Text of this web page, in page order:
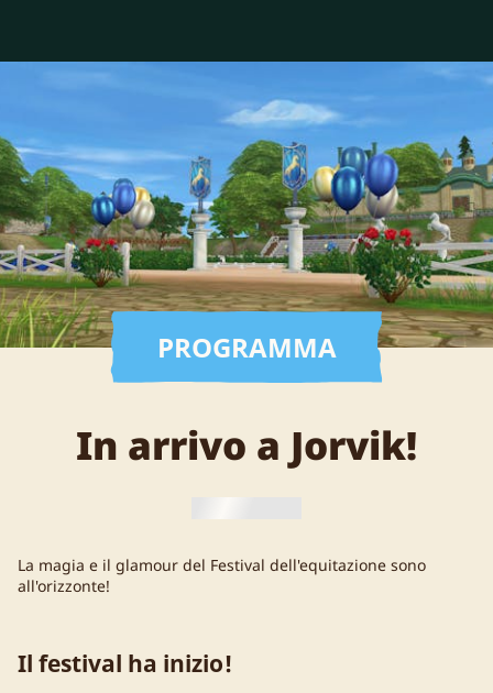
PROGRAMMA
In arrivo a Jorvik!
La magia e il glamour del Festival dell'equitazione sono
all'orizzonte!
Il festival ha inizio!